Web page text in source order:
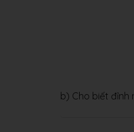
b) Cho biết đỉnh